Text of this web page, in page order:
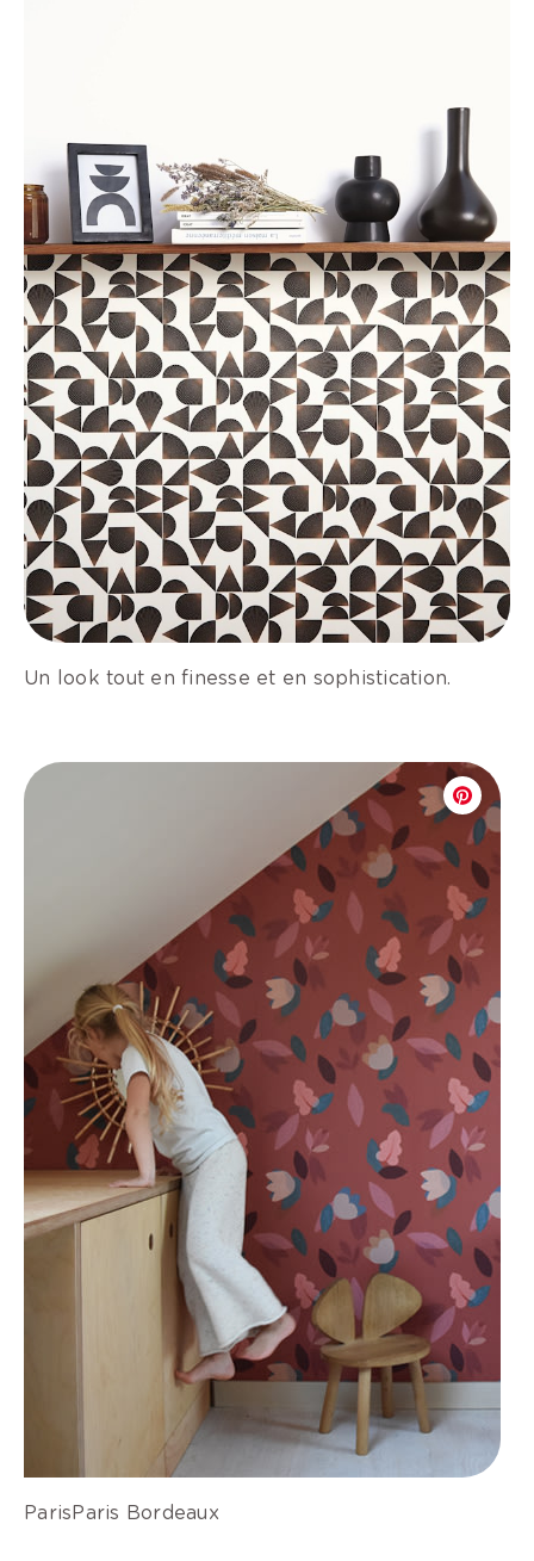
Un look tout en finesse et en sophistication.
ParisParis Bordeaux